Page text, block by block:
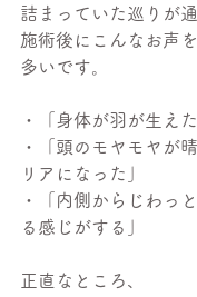
詰まっていた巡りが
施術後にこんなお声
多いです。
・「身体が羽が生え
・「頭のモヤモヤが
リアになった」
・「内側からじわっ
る感じがする」
正直なところ、